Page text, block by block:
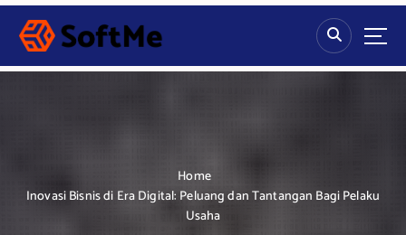
S
p
Home
Inovasi Bisnis di Era Digital: Peluang dan Tantangan Bagi Pelaku
Usaha